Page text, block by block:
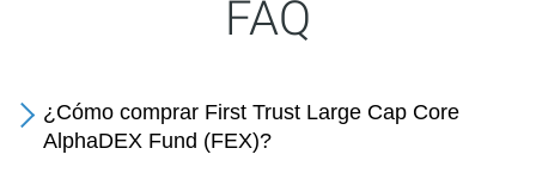
FAQ
¿Cómo comprar First Trust Large Cap Core
AlphaDEX Fund (FEX)?